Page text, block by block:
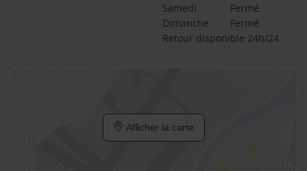
Samedi
Fermé
Dimanche
Fermé
Retour disponible 24h/24
Afficher la carte